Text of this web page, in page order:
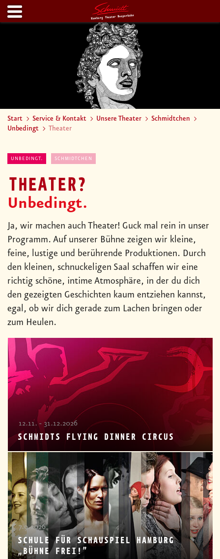
Start Service & Kontakt Unsere Theater
Schmidtchen
Unbedingt
Theater
UNBEDINGT. SCHMIDTCHEN
THEATER?
Unbedingt.
Ja, wir machen auch Theater! Guck mal rein in unser
Programm. Auf unserer Bühne zeigen wir kleine,
feine, lustige und berührende Produktionen. Durch
den kleinen, schnuckeligen Saal schaffen wir eine
richtig schöne, intime Atmosphäre, in der du dich
den gezeigten Geschichten kaum entziehen kannst,
egal, ob wir dich gerade zum Lachen bringen oder
zum Heulen.
12.11. - 31.12.2026
SCHMIDTS FLYING DINNER CIRCUS
7.9.2026
SCHULE FÜR SCHAUSPIEL HAMBURG
„BÜHNE FREI!”